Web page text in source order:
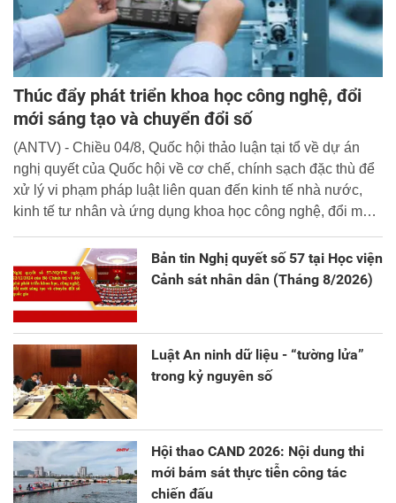
Thúc đẩy phát triển khoa học công nghệ, đổi
mới sáng tạo và chuyển đổi số
(ANTV) - Chiều 04/8, Quốc hội thảo luận tại tổ về dự án
nghị quyết của Quốc hội về cơ chế, chính sạch đặc thù để
xử lý vi phạm pháp luật liên quan đến kinh tế nhà nước,
kinh tế tư nhân và ứng dụng khoa học công nghệ, đổi mới
Bản tin Nghị quyết số 57 tại Học viện
Cảnh sát nhân dân (Tháng 8/2026)
Luật An ninh dữ liệu - “tường lửa”
trong kỷ nguyên số
Hội thao CAND 2026: Nội dung thi
mới bám sát thực tiễn công tác
chiến đấu